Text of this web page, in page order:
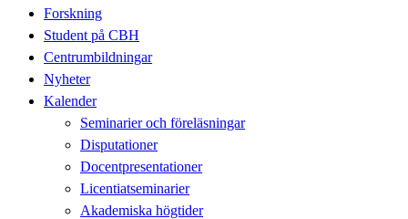
Forskning
Student på CBH
Centrumbildningar
Nyheter
Kalender
Seminarier och föreläsningar
Disputationer
Docentpresentationer
Licentiatseminarier
Akademiska högtider